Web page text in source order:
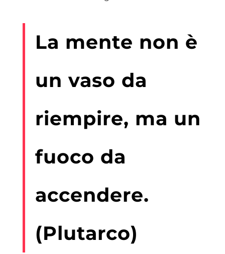
La mente non è
un vaso da
riempire, ma un
fuoco da
accendere.
(Plutarco)